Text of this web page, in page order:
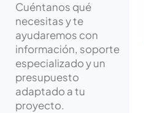
Cuéntanos qué
necesitas y te
ayudaremos con
información, soporte
especializado y un
presupuesto
adaptado a tu
proyecto.